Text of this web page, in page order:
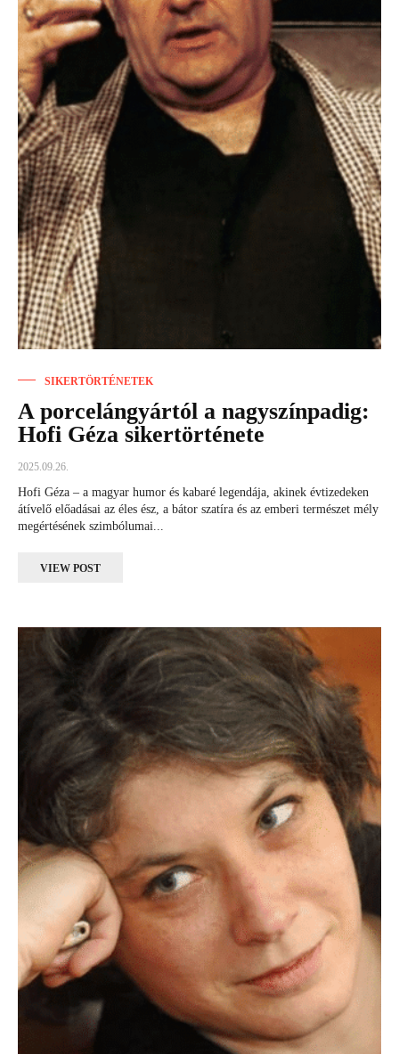
SIKERTÖRTÉNETEK
A porcelángyártól a nagyszínpadig:
Hofi Géza sikertörténete
2025.09.26.
Hofi Géza – a magyar humor és kabaré legendája, akinek évtizedeken
átívelő előadásai az éles ész, a bátor szatíra és az emberi természet mély
megértésének szimbólumai...
VIEW POST